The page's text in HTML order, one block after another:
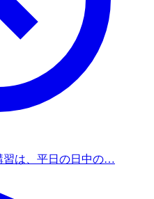
習は、平日の日中の…